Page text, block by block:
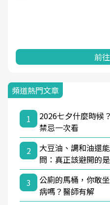
前
頻道熱門文章
1
2026七夕什麼時候
禁忌一次看
2
大豆油、調和油還
問：真正該避開的
3
公廁的馬桶，你敢
病嗎？醫師有解